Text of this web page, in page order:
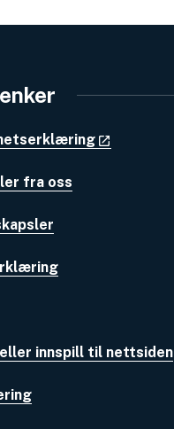
fra oss
innspill til nettsiden